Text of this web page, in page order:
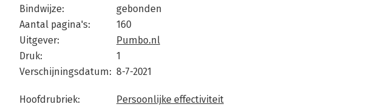
Bindwijze:
gebonden
Aantal pagina's:
160
Uitgever:
Pumbo.nl
Druk:
1
Verschijningsdatum: 8-7-2021
Hoofdrubriek: Persoonlijke effectiviteit